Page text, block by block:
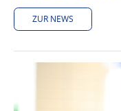
ZUR NEWS